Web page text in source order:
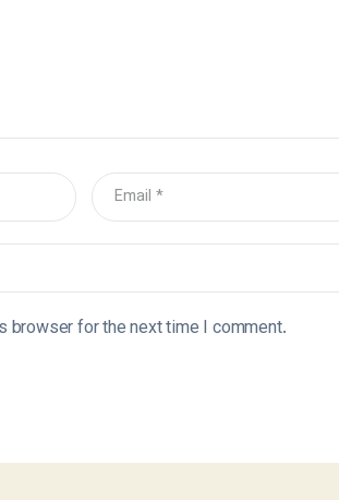
browser for the next time I comment.